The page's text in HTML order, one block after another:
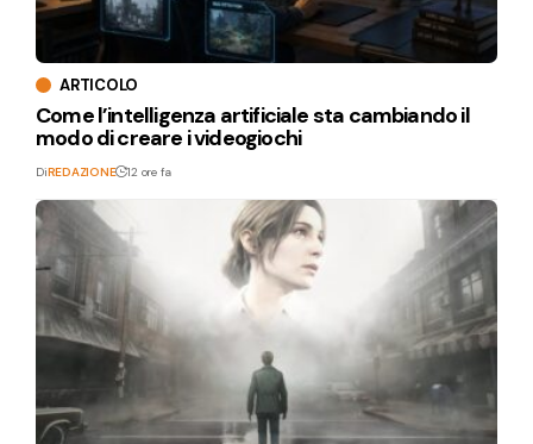
ARTICOLO
Come l’intelligenza artificiale sta cambiando il
modo di creare i videogiochi
DiREDAZIONE 12 ore fa